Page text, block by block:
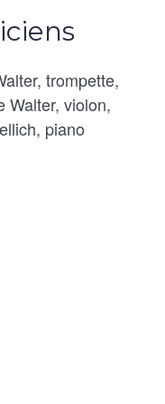
trompette,
Walter, violon,
piano